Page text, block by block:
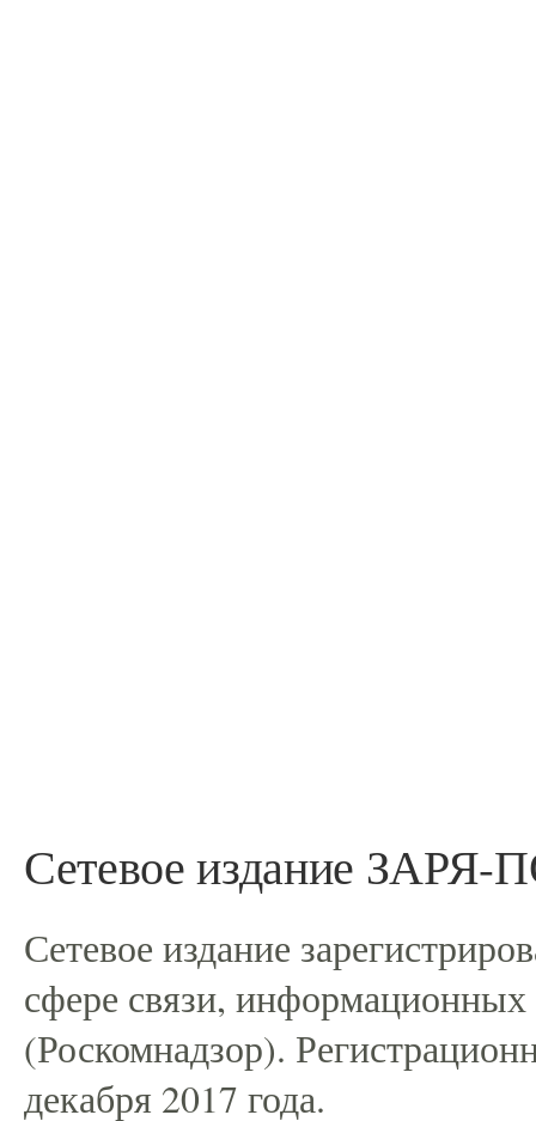
Сетевое издание
Сетевое издание
сфере связи,
(Роскомнадзор).
декабря 2017 года.